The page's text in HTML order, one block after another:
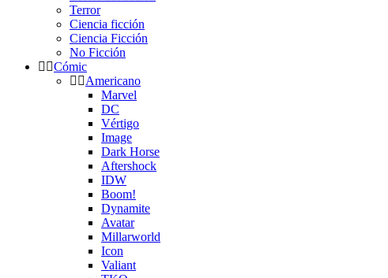
Terror
Ciencia ficción
Ciencia Ficción
No Ficción
Cómic
Americano
Marvel
DC
Vértigo
Image
Dark Horse
Aftershock
IDW
Boom!
Dynamite
Avatar
Millarworld
Icon
Valiant